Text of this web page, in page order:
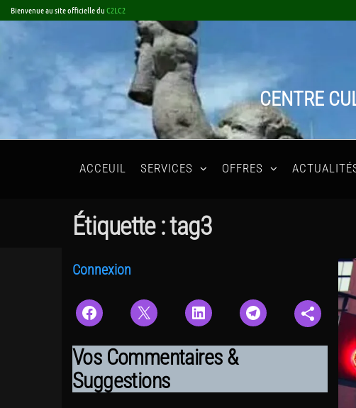
Bienvenue au site officielle duC2LC2
CENTRE
ACCEUIL SERVICES OFFRES
Étiquette :tag3
Connexion
Vos Commentaires &
Suggestions